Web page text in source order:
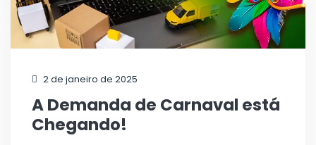
2 de janeiro de 2025
A Demanda de Carnaval está
Chegando!